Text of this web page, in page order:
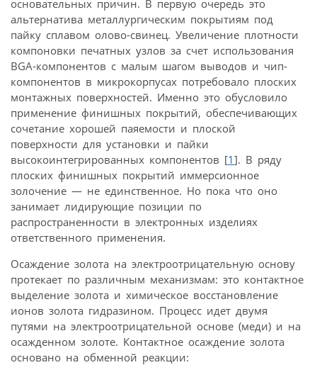
основательных причин. В первую очередь это
альтернатива металлургическим покрытиям под
пайку сплавом олово-свинец. Увеличение плотности
компоновки печатных узлов за счет использования
BGA-компонентов с малым шагом выводов и чип-
компонентов в микрокорпусах потребовало плоских
монтажных поверхностей. Именно это обусловило
применение финишных покрытий, обеспечивающих
сочетание хорошей паяемости и плоской
поверхности для установки и пайки
высокоинтегрированных компонентов [1]. В ряду
плоских финишных покрытий иммерсионное
золочение — не единственное. Но пока что оно
занимает лидирующие позиции по
распространенности в электронных изделиях
ответственного применения.
Осаждение золота на электроотрицательную основу
протекает по различным механизмам: это контактное
выделение золота и химическое восстановление
ионов золота гидразином. Процесс идет двумя
путями на электроотрицательной основе (меди) и на
осажденном золоте. Контактное осаждение золота
основано на обменной реакции: